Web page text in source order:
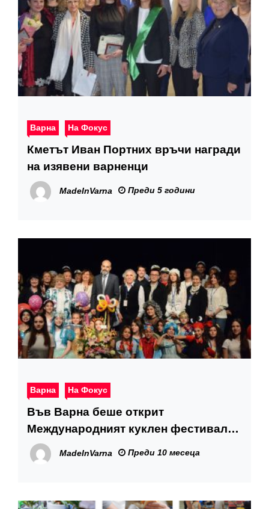
Варна На Фокус
Кметът Иван Портних връчи награди
на изявени варненци
MadeInVarna Преди 5 години
Варна На Фокус
Във Варна беше открит
Международният куклен фестивал
“Златният делфин”
MadeInVarna Преди 10 месеца